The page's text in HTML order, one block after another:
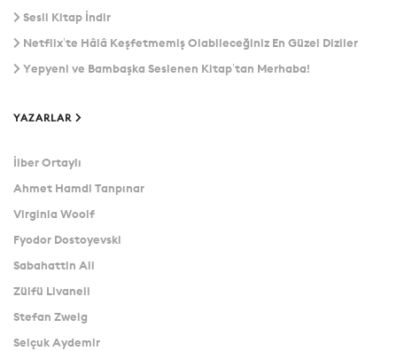
Sesli Kitap İndir
Netflix’te Hâlâ Keşfetmemiş Olabileceğiniz En Güzel Diziler
Yepyeni ve Bambaşka Seslenen Kitap’tan Merhaba!
YAZARLAR
İlber Ortaylı
Ahmet Hamdi Tanpınar
Virginia Woolf
Fyodor Dostoyevski
Sabahattin Ali
Zülfü Livaneli
Stefan Zweig
Selçuk Aydemir